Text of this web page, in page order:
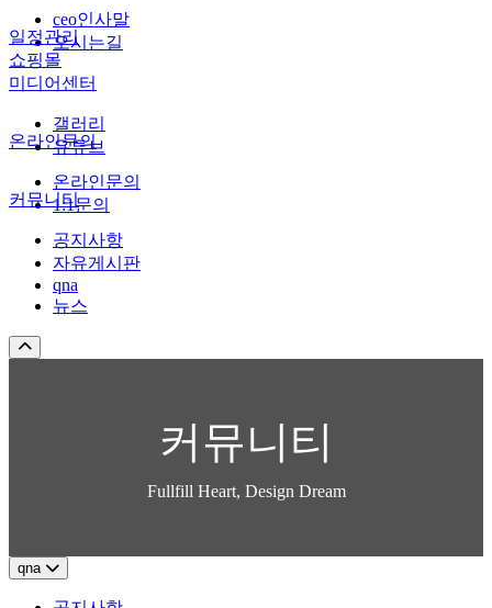
ceo인사말
오시는길
일정관리
쇼핑몰
미디어센터
갤러리
유튜브
온라인문의
온라인문의
1:1문의
커뮤니티
공지사항
자유게시판
qna
뉴스
커뮤니티
Fullfill Heart, Design Dream
qna